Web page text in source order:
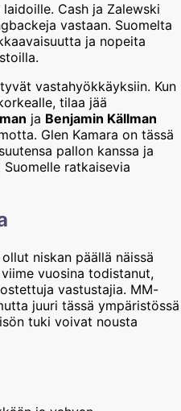
Cash ja Zalewski
vastaan. Suomelta
ja nopeita
vastahyökkäyksiin. Kun
tilaa jää
ja Benjamin Källman
Glen Kamara on tässä
pallon kanssa ja
ratkaisevia
niskan päällä näissä
vuosina todistanut,
vastustajia. MM-
juuri tässä ympäristössä
tuki voivat nousta